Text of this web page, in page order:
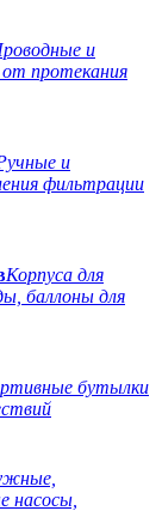
и
протекания
и
фильтрации
Корпуса для
баллоны для
бутылки
насосы,